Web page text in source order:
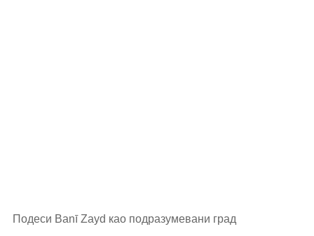
Подеси Banī Zayd као подразумевани град